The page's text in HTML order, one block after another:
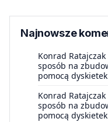
Najnowsze
Konrad Ratajczak
sposób na
pomocą
Konrad Ratajczak
sposób na
pomocą